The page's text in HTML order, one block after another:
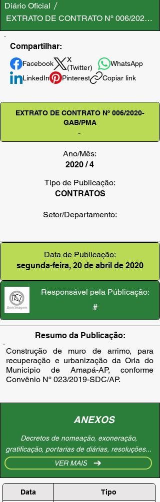
Diário Oficial
EXTRATO DE CONTRATO Nº 006/2020-
Compartilhar:
Facebook
X
(Twitter)
WhatsApp
LinkedIn
Pinterest Copiar link
EXTRATO DE CONTRATO Nº 006/2020-
GAB/PMA
-
Ano/Mês:
2020 / 4
Tipo de Publicação:
CONTRATOS
Setor/Departamento:
Data de Publicação:
segunda-feira, 20 de abril de 2020
Responsável pela Públicação:
#
Resumo da Publicação:
Construção de muro de arrimo, para
recuperação e urbanização da Orla do
Municipio de Amapá-AP, conforme
Convênio Nº 023/2019-SDC/AP.
ANEXOS
Decretos de nomeação, exoneração,
gratificação, portarias de diárias, resoluções...
VER MAIS
Data Tipo